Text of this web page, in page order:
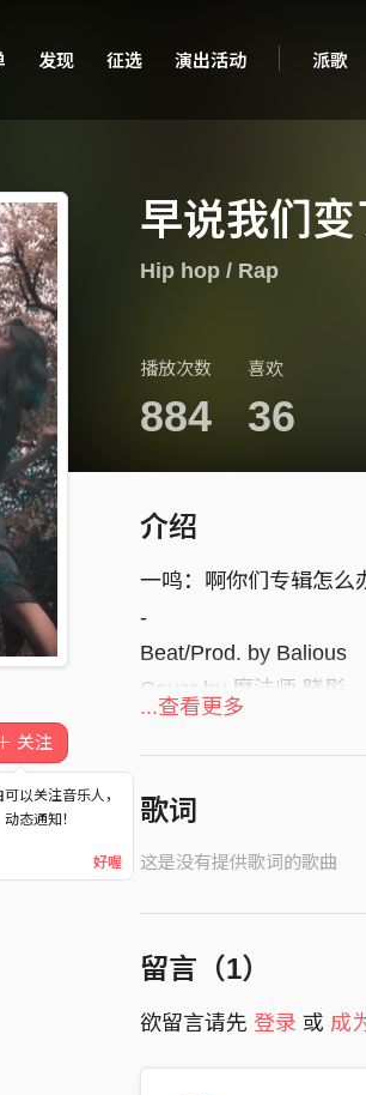
发现 征选 演出活动 派歌
早说我们变
Hip hop / Rap
播放次数
884
喜欢
36
关注
以关注音乐人，
态通知！
好喔
介绍
一鸣：啊你们专辑怎么
-
Beat/Prod. by Balious
Cover by 魔法师 晓彤
MV/开车. by 居明
...查看更多
歌词
这是没有提供歌词的歌曲
留言（1）
欲留言请先 登录 或 成